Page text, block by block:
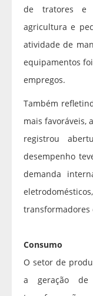
de tratores e
agricultura e
atividade de
equipamentos
empregos.
Também
mais favoráveis,
registrou
desempenho
demanda
transformadores
Consumo
O setor de
a geração de